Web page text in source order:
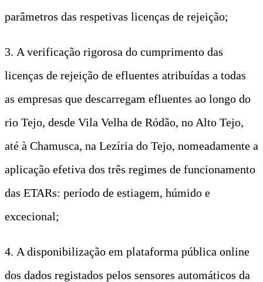
parâmetros das respetivas licenças de rejeição;
3. A verificação rigorosa do cumprimento das
licenças de rejeição de efluentes atribuídas a todas
as empresas que descarregam efluentes ao longo do
rio Tejo, desde Vila Velha de Ródão, no Alto Tejo,
até à Chamusca, na Lezíria do Tejo, nomeadamente a
aplicação efetiva dos três regimes de funcionamento
das ETARs: período de estiagem, húmido e
excecional;
4. A disponibilização em plataforma pública online
dos dados registados pelos sensores automáticos da